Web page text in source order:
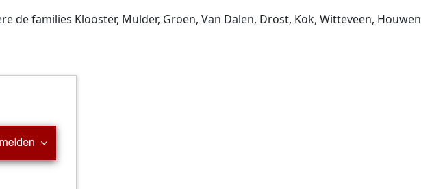
de families Klooster, Mulder, Groen, Van Dalen, Drost, Kok, Witteveen, Houwen